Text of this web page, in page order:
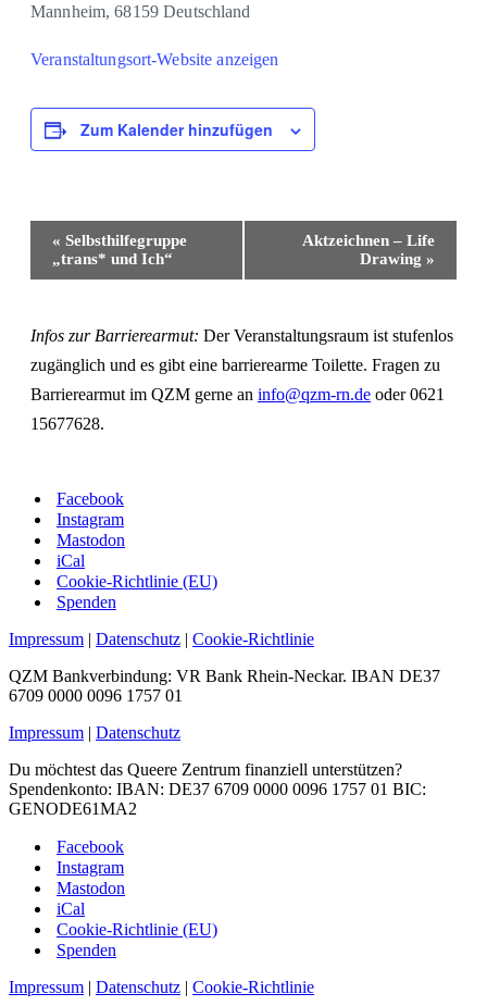
Mannheim, 68159 Deutschland
Veranstaltungsort-Website anzeigen
Zum Kalender hinzufügen
Veranstaltung-
Navigation
« Selbsthilfegruppe
„trans* und Ich“
Aktzeichnen – Life
Drawing »
Infos zur Barrierearmut: Der Veranstaltungsraum ist stufenlos
zugänglich und es gibt eine barrierearme Toilette. Fragen zu
Barrierearmut im QZM gerne an info@qzm-rn.de oder 0621
15677628.
Facebook
Instagram
Mastodon
iCal
Cookie-Richtlinie (EU)
Spenden
Impressum | Datenschutz | Cookie-Richtlinie
QZM Bankverbindung: VR Bank Rhein-Neckar. IBAN DE37
6709 0000 0096 1757 01
Impressum | Datenschutz
Du möchtest das Queere Zentrum finanziell unterstützen?
Spendenkonto: IBAN: DE37 6709 0000 0096 1757 01 BIC:
GENODE61MA2
Facebook
Instagram
Mastodon
iCal
Cookie-Richtlinie (EU)
Spenden
Impressum | Datenschutz | Cookie-Richtlinie